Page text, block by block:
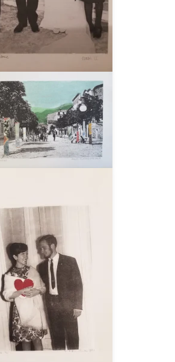
__AMPLIAR__
__AMPLIAR__